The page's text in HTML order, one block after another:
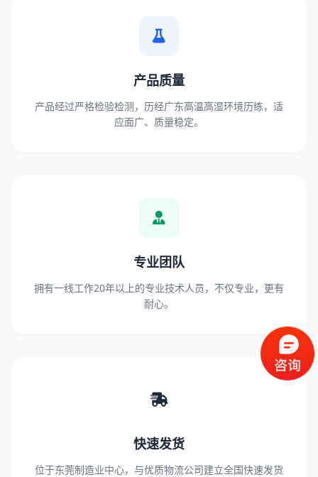
产品质量
产品经过严格检验检测，历经广东高温高湿环境历练，适
应面广、质量稳定。
专业团队
拥有一线工作20年以上的专业技术人员，不仅专业，更有
耐心。
快速发货
位于东莞制造业中心，与优质物流公司建立全国快速发货